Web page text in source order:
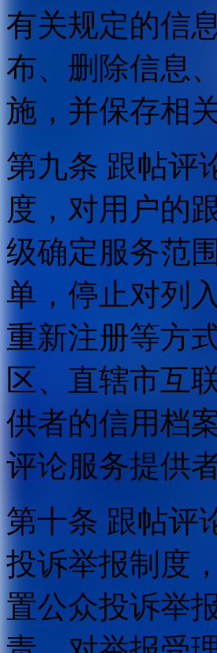
有关规定的信
布、删除信息
施，并保存相
第九条 跟帖评
度，对用户的
级确定服务范
单，停止对列
重新注册等方
区、直辖市互
供者的信用档
评论服务提供
第十条 跟帖评
投诉举报制度
置公众投诉举